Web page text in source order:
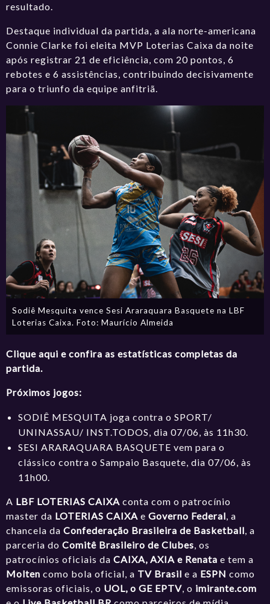
resultado.
Destaque individual da partida, a ala norte-americana
Connie Clarke foi eleita MVP Loterias Caixa da noite
após registrar 21 de eficiência, com 20 pontos, 6
rebotes e 6 assistências, contribuindo decisivamente
para o triunfo da equipe anfitriã.
Sodiê Mesquita vence Sesi Araraquara Basquete na LBF
Loterias Caixa. Foto: Maurício Almeida
Clique aqui e confira as estatísticas completas da
partida.
Próximos jogos:
SODIÊ MESQUITA joga contra o SPORT/
UNINASSAU/ INST.TODOS, dia 07/06, às 11h30.
SESI ARARAQUARA BASQUETE vem para o
clássico contra o Sampaio Basquete, dia 07/06, às
11h00.
A LBF LOTERIAS CAIXAconta com o patrocínio
master da LOTERIAS CAIXA eGoverno Federal, a
chancela daConfederação Brasileira de Basketball, a
parceria do Comitê Brasileiro de Clubes, os
patrocínios oficiais daCAIXA, AXIA e Renata e tem a
Molten como bola oficial, a TV Brasil e a ESPNcomo
emissoras oficiais, o UOL, o GE EPTV, o imirante.com